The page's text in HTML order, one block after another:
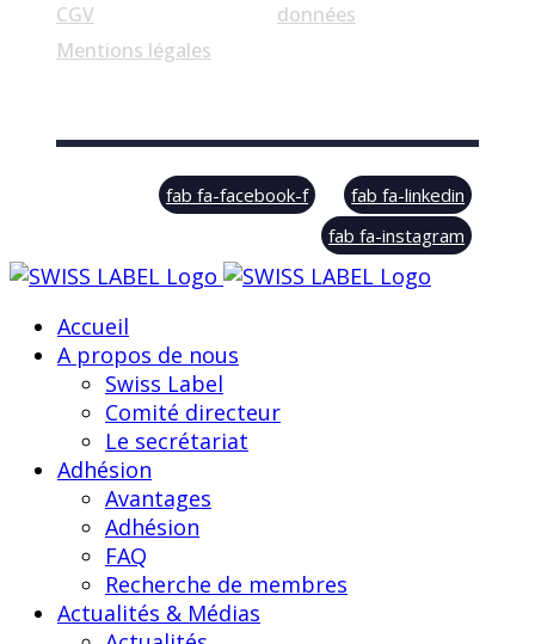
CGV
Mentions légales
données
© Swiss Label, All rights reserved
fab fa-facebook-f
fab fa-linkedin
fab fa-instagram
Accueil
A propos de nous
Swiss Label
Comité directeur
Le secrétariat
Adhésion
Avantages
Adhésion
FAQ
Recherche de membres
Actualités & Médias